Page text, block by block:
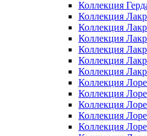
Коллекция
Коллекция
Коллекция
Коллекция
Коллекция
Коллекция
Коллекция
Коллекция
Коллекция
Коллекция
Коллекция
Коллекция